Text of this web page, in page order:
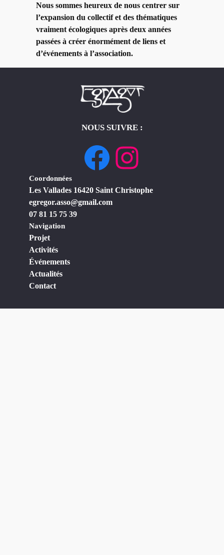
Nous sommes heureux de nous centrer sur
l’expansion du collectif et des thématiques
vraiment écologiques après deux années
passées à créer énormément de liens et
d’événements à l’association.
NOUS SUIVRE :
Facebook Instagram
Coordonnées
Les Vallades 16420 Saint Christophe
egregor.asso@gmail.com
07 81 15 75 39
Navigation
Projet
Activités
Événements
Actualités
Contact